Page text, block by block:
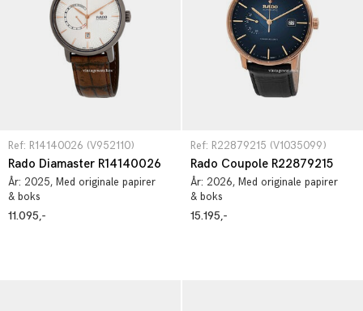
Ref: R14140026 (V952110)
Rado Diamaster R14140026
År: 2025, Med originale papirer
& boks
11.095,-
Ref: R22879215 (V1035099)
Rado Coupole R22879215
År: 2026, Med originale papirer
& boks
15.195,-